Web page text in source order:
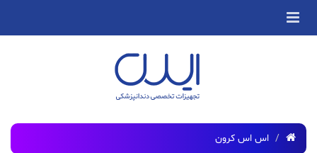
اس اس کرون